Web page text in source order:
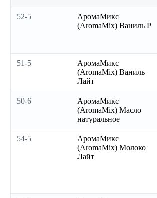
52-5
АромаМикс
(AromaMix) Ваниль P
51-5
АромаМикс
(AromaMix) Ваниль
Лайт
50-6
АромаМикс
(AromaMix) Масло
натуральное
54-5
АромаМикс
(AromaMix) Молоко
Лайт